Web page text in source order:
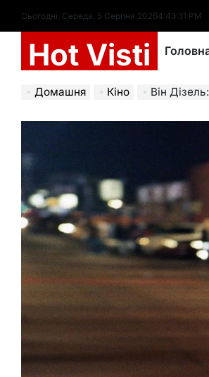
вмісту
Сьогодні: Середа, 5 Серпня 20264:43:32 PM
Hot Visti
Домашня Кіно Він